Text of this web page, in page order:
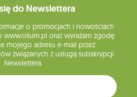
do Newslettera
o promocjach i nowościach
oraz wyrażam zgodę
mojego adresu e-mail przez
związanych z usługą subskrypcji
Newslettera.